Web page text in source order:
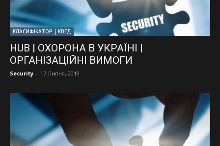
КЛАСИФІКАТОР | КВЕД
HUB | ОХОРОНА В УКРАЇНІ |
ОРГАНІЗАЦІЙНІ ВИМОГИ
Security - 17 Липня, 2019